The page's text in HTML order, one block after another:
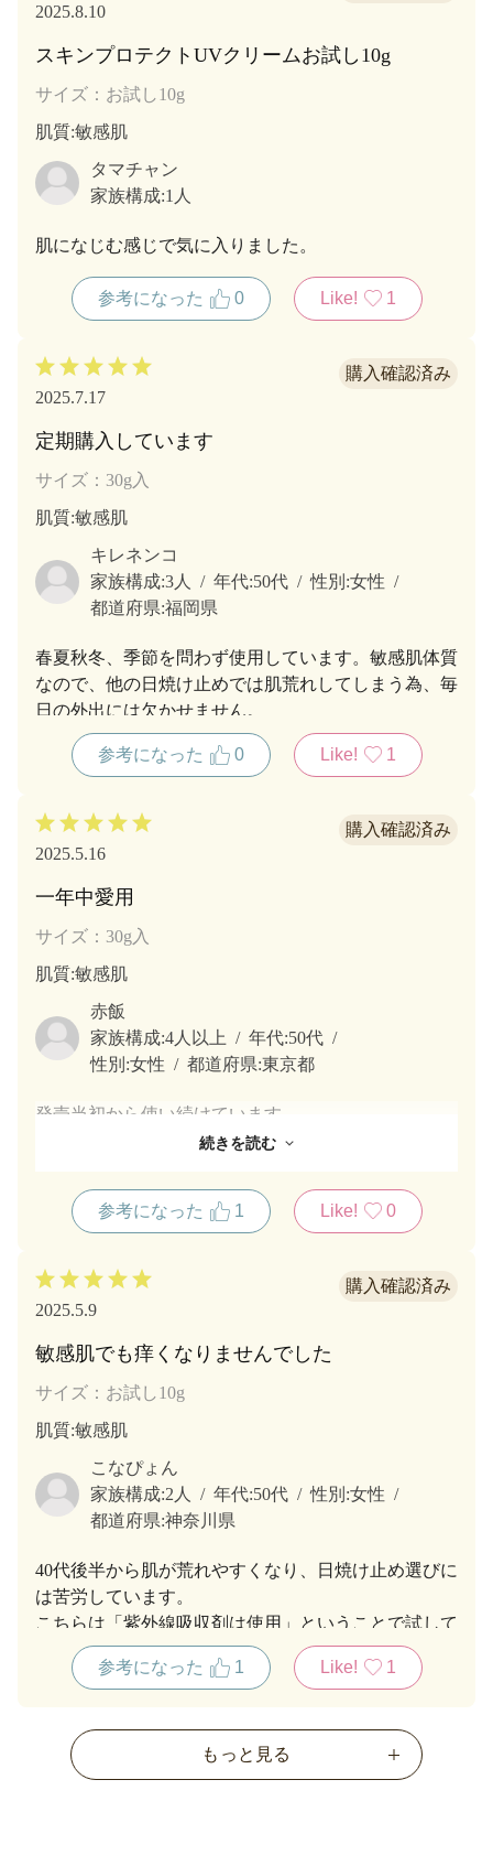
2025.8.10
スキンプロテクトUVクリームお試し10g
サイズ：お試し10g
肌質:敏感肌
タマチャン
家族構成:1人
肌になじむ感じで気に入りました。
参考になった 0 Like! 1
2025.7.17
定期購入しています
サイズ：30g入
肌質:敏感肌
キレネンコ
家族構成:3人 年代:50代 性別:女性
都道府県:福岡県
春夏秋冬、季節を問わず使用しています。敏感肌体質
なので、他の日焼け止めでは肌荒れしてしまう為、毎
日の外出には欠かせません。
参考になった 0 Like! 1
2025.5.16
一年中愛用
サイズ：30g入
肌質:敏感肌
赤飯
家族構成:4人以上 年代:50代
性別:女性 都道府県:東京都
発売当初から使い続けています。
アトピーなどトラブルの耐えない敏感肌の自分にとっ
テクスチャーは固くもなく、柔らかすぎもせず、良い
のび具合です。
続きを読む
参考になった 1 Like! 0
2025.5.9
敏感肌でも痒くなりませんでした
サイズ：お試し10g
肌質:敏感肌
こなぴょん
家族構成:2人 年代:50代 性別:女性
都道府県:神奈川県
40代後半から肌が荒れやすくなり、日焼け止め選びに
は苦労しています。
こちらは「紫外線吸収剤は使用」ということで試して
みました。肌が痒くならず、使っていけそうです。試
供品の大きさだと旅行に持って行きやすくて有難いで
参考になった 1 Like! 1
もっと見る